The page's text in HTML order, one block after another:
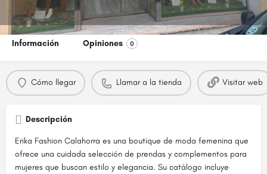
Información Opiniones 0
Cómo llegar Llamar a la tienda Visitar web
Descripción
Erika Fashion Calahorra es una boutique de moda femenina que
ofrece una cuidada selección de prendas y complementos para
mujeres que buscan estilo y elegancia. Su catálogo incluye